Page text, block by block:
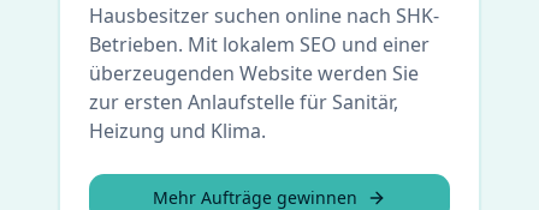
Hausbesitzer suchen online nach SHK-
Betrieben. Mit lokalem SEO und einer
überzeugenden Website werden Sie
zur ersten Anlaufstelle für Sanitär,
Heizung und Klima.
Mehr Aufträge gewinnen